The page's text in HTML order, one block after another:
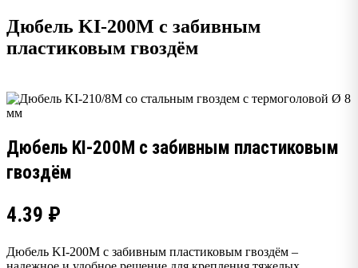
Дюбель KI-200М с забивным
пластиковым гвоздём
Дюбель KI-200М с забивным пластиковым
гвоздём
4.39 ₽
Дюбель KI-200М с забивным пластиковым гвоздём –